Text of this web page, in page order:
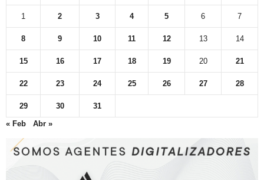
1 2 3 4 5 6 7
8 9 10 11 12 13 14
15 16 17 18 19 20 21
22 23 24 25 26 27 28
29 30
31
« Feb
Abr »